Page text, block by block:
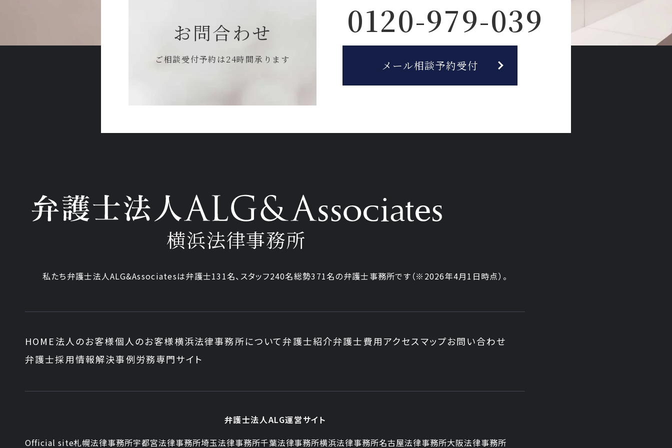
お問合わせ
ご相談受付予約は24時間承ります
0120-979-039
メール相談予約受付
横浜法律事務所
私たち弁護士法人ALG&Associatesは弁護士131名、スタッフ240名総勢371名の弁護士事務所です （※2026年4月1日時点）。
HOME法人のお客様個人のお客様横浜法律事務所について弁護士紹介弁護士費用アクセスマップお問い合わせ
弁護士採用情報解決事例労務専門サイト
弁護士法人ALG運営サイト
Official site札幌法律事務所宇都宮法律事務所埼玉法律事務所千葉法律事務所横浜法律事務所名古屋法律事務所大阪法律事務所